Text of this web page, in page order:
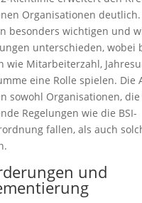
Organisationen deutlich.
besonders wichtigen und
unterschieden, wobei
wie Mitarbeiterzahl,
eine Rolle spielen. Die
sowohl Organisationen,
Regelungen wie die BSI-
fallen, als auch
und